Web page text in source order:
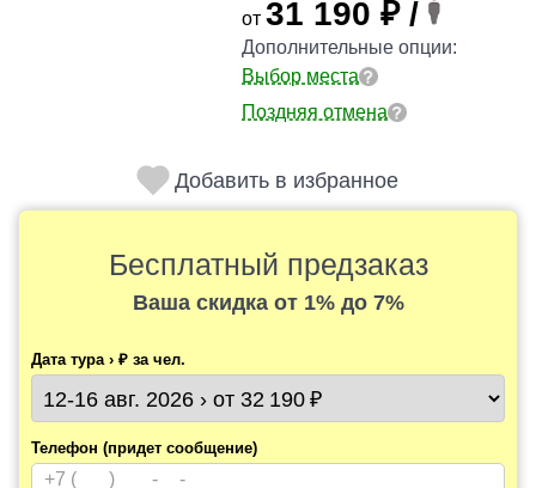
от31 190 ₽ /
Дополнительные опции:
Выбор места
Поздняя отмена
Добавить в избранное
Бесплатный предзаказ
Ваша скидка от 1% до 7%
Дата тура › ₽ за чел.
Телефон (придет сообщение)